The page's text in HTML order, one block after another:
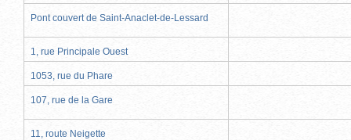
Pont couvert de Saint-Anaclet-de-Lessard
1, rue Principale Ouest
1053, rue du Phare
107, rue de la Gare
11, route Neigette